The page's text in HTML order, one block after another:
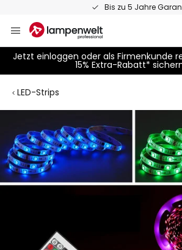
Bis zu 5 Jahre
Inhalt
springen
Jetzt einloggen oder als Firmenkunde
15% Extra-Rabatt*
LED-Strips
Ende
der
Bildgalerie
springen